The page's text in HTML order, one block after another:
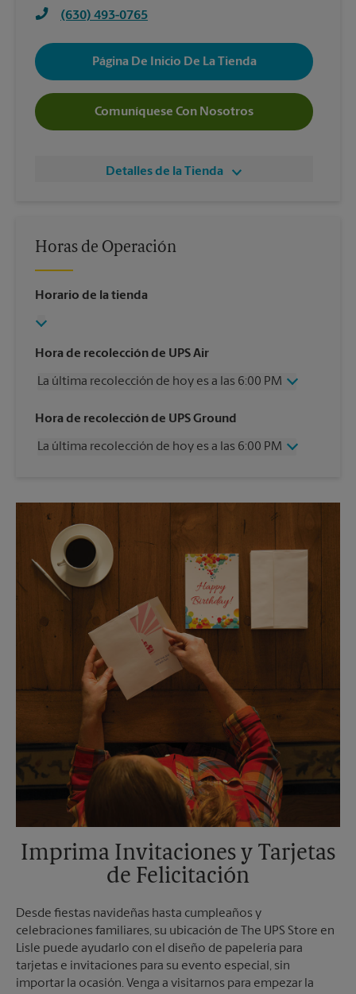
(630) 493-0765
Página De Inicio De La Tienda
Comuníquese Con Nosotros
Detalles de la Tienda
Horas de Operación
Horario de la tienda
Hora de recolección de UPS Air
La última recolección de hoy es a las 6:00 PM
Miércoles
6:00 PM
Viernes
6:00 PM
Lunes
6:00 PM
Martes
Hora de recolección de UPS Ground
La última recolección de hoy es a las 6:00 PM
Viernes
Sábado
Domingo
Sin Recolección
Lunes
Martes
Imprima Invitaciones y Tarjetas
de Felicitación
Desde fiestas navideñas hasta cumpleaños y
celebraciones familiares, su ubicación de The UPS Store en
Lisle puede ayudarlo con el diseño de papelería para
tarjetas e invitaciones para su evento especial, sin
importar la ocasión. Venga a visitarnos para empezar la